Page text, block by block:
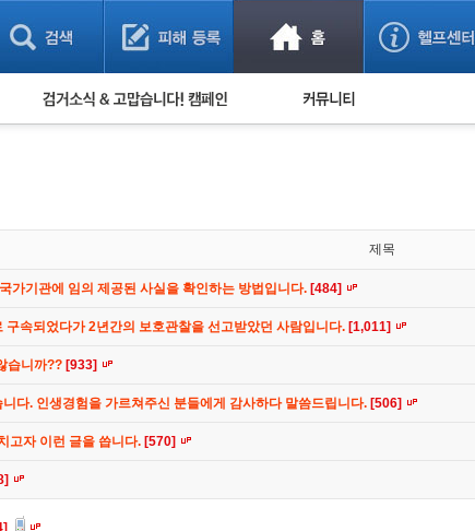
검거 소식 사기 예방했어요!
사기방지 아이디어
신종사기 주의 정보
제목
가기관에 임의 제공된 사실을 확인하는 방법입니다. [484]
속되었다가 2년간의 보호관찰을 선고받았던 사람입니다. [1,011]
습니까?? [933]
다. 인생경험을 가르쳐주신 분들에게 감사하다 말씀드립니다. [506]
고자 이런 글을 씁니다. [570]